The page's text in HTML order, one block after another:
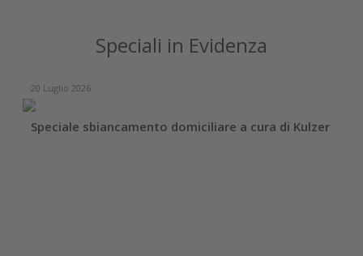
Speciali in Evidenza
20 Luglio 2026
Speciale sbiancamento domiciliare a cura di Kulzer